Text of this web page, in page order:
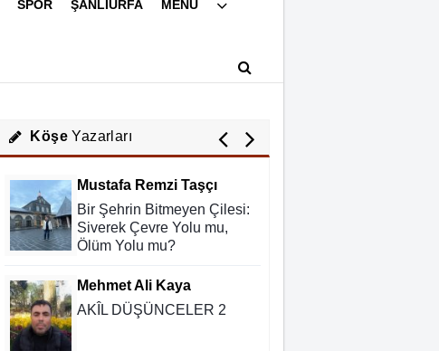
SPOR ŞANLIURFA MENÜ
İletişim
Köşe Yazarları
Hırsızlığın ve Rüşvetin Yeni
Nurettin Gençdal
Yoksa Hayata Tasavvuf mu
?
Mustafa Remzi Taşçı
Bir Şehrin Bitmeyen Çilesi:
Siverek Çevre Yolu mu,
Ölüm Yolu mu?
Mehmet Ali Kaya
AKÎL DÜŞÜNCELER 2